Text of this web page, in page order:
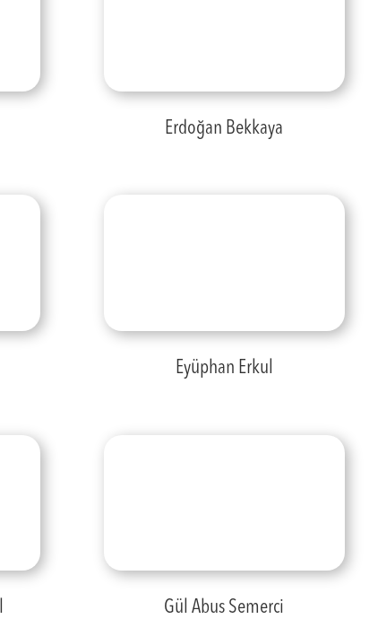
Erdoğan Bekkaya
Eyüphan Erkul
Gül Abus Semerci